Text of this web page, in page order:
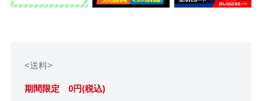
<送料>
期間限定 0円(税込)